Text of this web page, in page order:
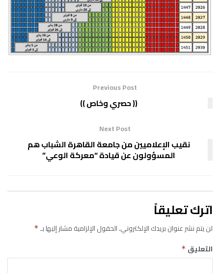
Previous Post
(( حصري وخاص ))
Next Post
نقيب الإعلاميين من جامعة القاهرة الشباب هم
المسؤولون عن قيادة “معركة الوعي”
اترك تعليقاً
لن يتم نشر عنوان بريدك الإلكتروني.الحقول الإلزامية مشار إليها بـ*
التعليق *